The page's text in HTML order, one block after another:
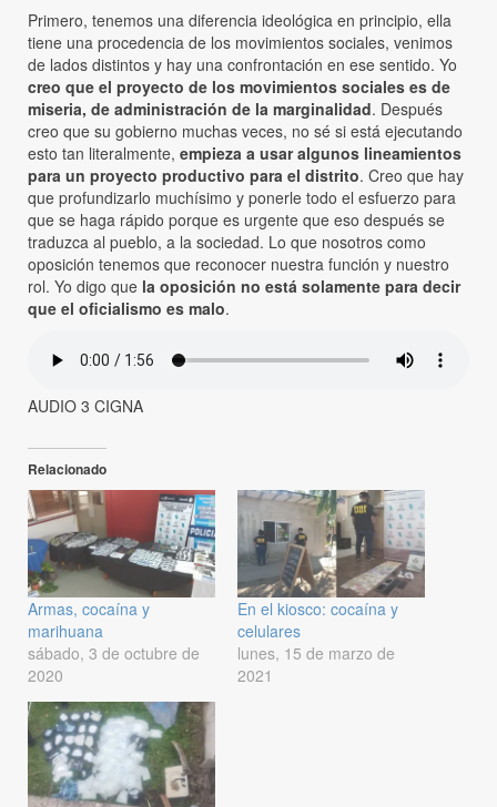
Primero, tenemos una diferencia ideológica en principio, ella
tiene una procedencia de los movimientos sociales, venimos
de lados distintos y hay una confrontación en ese sentido. Yo
creo que el proyecto de los movimientos sociales es de
miseria, de administración de la marginalidad. Después
creo que su gobierno muchas veces, no sé si está ejecutando
esto tan literalmente, empieza a usar algunos lineamientos
para un proyecto productivo para el distrito. Creo que hay
que profundizarlo muchísimo y ponerle todo el esfuerzo para
que se haga rápido porque es urgente que eso después se
traduzca al pueblo, a la sociedad. Lo que nosotros como
oposición tenemos que reconocer nuestra función y nuestro
rol. Yo digo que la oposición no está solamente para decir
que el oficialismo es malo.
AUDIO 3 CIGNA
Relacionado
Armas, cocaína y
marihuana
sábado, 3 de octubre de
2020
En el kiosco: cocaína y
celulares
lunes, 15 de marzo de
2021